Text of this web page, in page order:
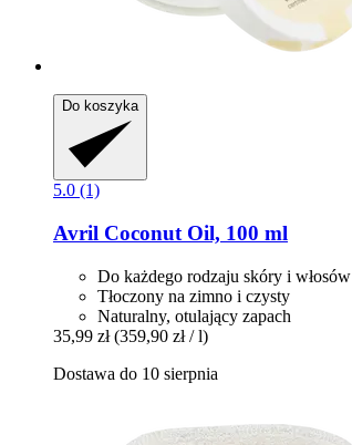
Do koszyka
5.0 (1)
Avril Coconut Oil, 100 ml
Do każdego rodzaju skóry i włosów
Tłoczony na zimno i czysty
Naturalny, otulający zapach
35,99 zł (359,90 zł / l)
Dostawa do 10 sierpnia